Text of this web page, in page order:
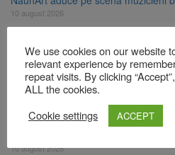
10 august 2026
10 august 2026
Noi reguli pentru românii care
10 august 2026
Nivelul Dunării a crescut la
10 august 2026
We use cookies on our website
relevant experience by
repeat visits. By clicking
ALL the cookies.
Cookie settings
ACCEPT